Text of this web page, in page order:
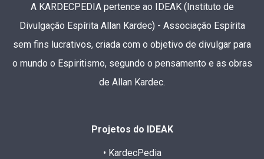
A KARDECPEDIA pertence ao IDEAK (Instituto de
Divulgação Espírita Allan Kardec) - Associação Espírita
sem fins lucrativos, criada com o objetivo de divulgar para
o mundo o Espiritismo, segundo o pensamento e as obras
de Allan Kardec.
Projetos do IDEAK
• KardecPedia